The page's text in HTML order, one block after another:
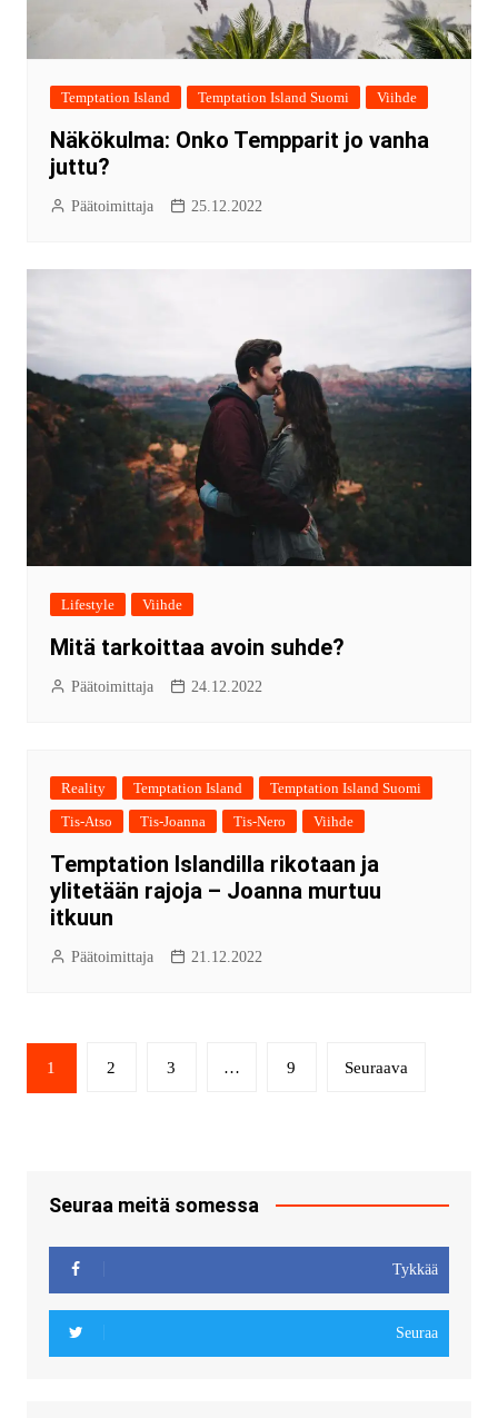
Temptation Island Temptation Island Suomi Viihde
Näkökulma: Onko Tempparit jo vanha
juttu?
Päätoimittaja 25.12.2022
Lifestyle Viihde
Mitä tarkoittaa avoin suhde?
Päätoimittaja 24.12.2022
Reality Temptation Island
Temptation Island Suomi
Tis-Atso
Tis-Joanna Tis-Nero Viihde
Temptation Islandilla rikotaan ja
ylitetään rajoja – Joanna murtuu
itkuun
Päätoimittaja 21.12.2022
1 2 3 … 9 Seuraava
Seuraa meitä somessa
Tykkää
Seuraa